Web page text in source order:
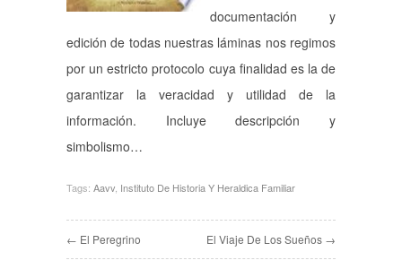
documentación y
edición de todas nuestras láminas nos regimos
por un estricto protocolo cuya finalidad es la de
garantizar la veracidad y utilidad de la
información. Incluye descripción y
simbolismo…
Tags: Aavv Instituto De Historia Y Heraldica Familiar
← El Peregrino El Viaje De Los Sueños →